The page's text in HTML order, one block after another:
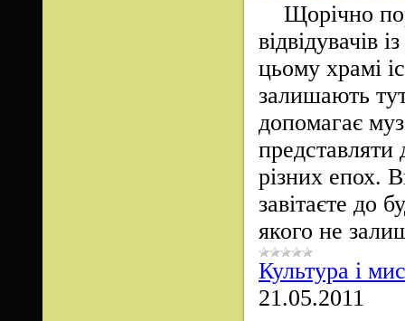
Щорічно
відвідувачів
цьому храмі
залишають
допомагає
представляти
різних епох.
завітаєте до
якого не
Культура і
21.05.2011